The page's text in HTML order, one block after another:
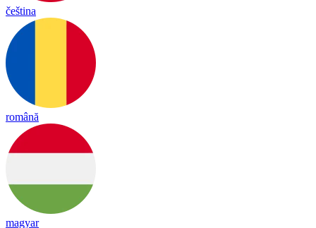
čeština
română
magyar